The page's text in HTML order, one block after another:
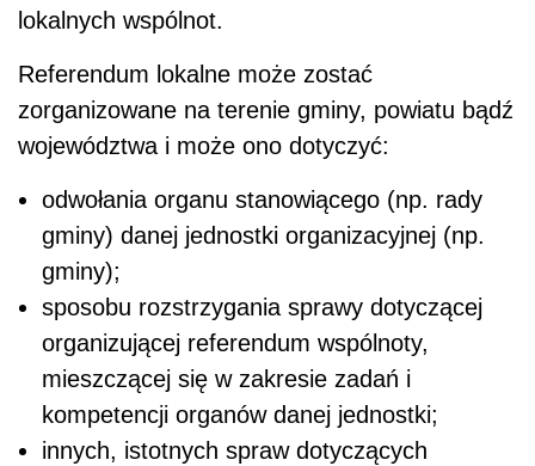
lokalnych wspólnot.
Referendum lokalne może zostać
zorganizowane na terenie gminy, powiatu bądź
województwa i może ono dotyczyć:
odwołania organu stanowiącego (np. rady
gminy) danej jednostki organizacyjnej (np.
gminy);
sposobu rozstrzygania sprawy dotyczącej
organizującej referendum wspólnoty,
mieszczącej się w zakresie zadań i
kompetencji organów danej jednostki;
innych, istotnych spraw dotyczących